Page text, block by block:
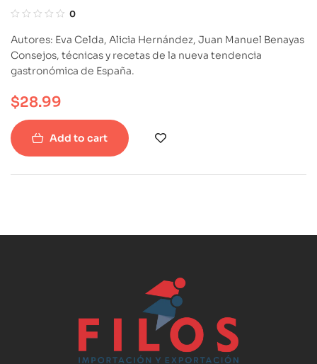
0
Autores: Eva Celda, Alicia Hernández, Juan Manuel Benayas
Consejos, técnicas y recetas de la nueva tendencia
gastronómica de España.
$28.99
Add to cart